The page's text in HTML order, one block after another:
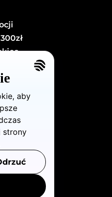
- Wola)
aby
strony